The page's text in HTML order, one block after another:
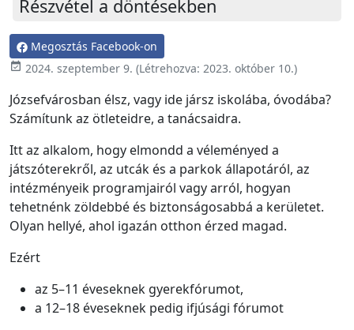
Részvétel a döntésekben
Megosztás Facebook-on
event_available 2024. szeptember 9. (Létrehozva: 2023. október 10.)
Józsefvárosban élsz, vagy ide jársz iskolába, óvodába?
Számítunk az ötleteidre, a tanácsaidra.
Itt az alkalom, hogy elmondd a véleményed a
játszóterekről, az utcák és a parkok állapotáról, az
intézményeik programjairól vagy arról, hogyan
tehetnénk zöldebbé és biztonságosabbá a kerületet.
Olyan hellyé, ahol igazán otthon érzed magad.
Ezért
az 5–11 éveseknek gyerekfórumot,
a 12–18 éveseknek pedig ifjúsági fórumot